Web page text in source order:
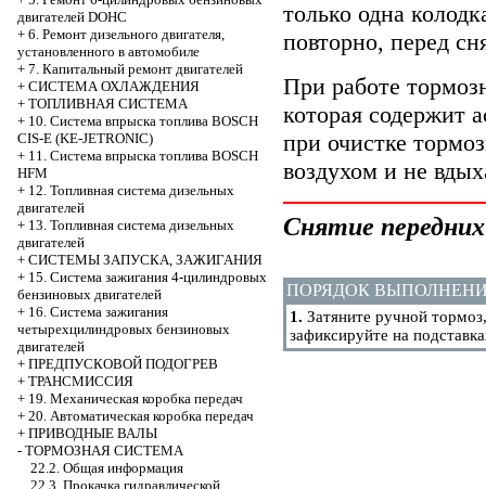
двигателей DOHC
+ 6. Ремонт дизельного двигателя,
установленного в автомобиле
+ 7. Капитальный ремонт двигателей
+ СИСТЕМА ОХЛАЖДЕНИЯ
+ ТОПЛИВНАЯ СИСТЕМА
+ 10. Система впрыска топлива BOSCH
CIS-E (KE-JETRONIC)
+ 11. Система впрыска топлива BOSCH
HFM
+ 12. Топливная система дизельных
двигателей
+ 13. Топливная система дизельных
двигателей
+ СИСТЕМЫ ЗАПУСКА, ЗАЖИГАНИЯ
+ 15. Система зажигания 4-цилиндровых
бензиновых двигателей
+ 16. Система зажигания
четырехцилиндровых бензиновых
двигателей
+ ПРЕДПУСКОВОЙ ПОДОГРЕВ
+ ТРАНСМИССИЯ
+ 19. Механическая коробка передач
+ 20. Автоматическая коробка передач
+ ПРИВОДНЫЕ ВАЛЫ
- ТОРМОЗНАЯ СИСТЕМА
22.2. Общая информация
22.3. Прокачка гидравлической
только одна
повторно, перед
При работе
которая содержит
при очистке
воздухом и не
Снятие
ПОРЯДОК
1. Затяните ручной
зафиксируйте на